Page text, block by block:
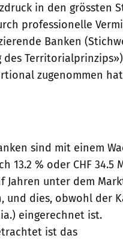
in den grössten
professionelle
Banken
des Territorialprinzips»)
zugenommen
sind mit einem
13.2 % oder CHF 34.5
Jahren unter dem
und dies, obwohl der
eingerechnet ist.
ist das